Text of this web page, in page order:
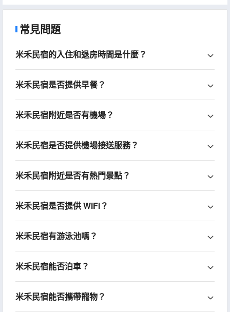
常見問題
米禾民宿的入住和退房時間是什麼？
米禾民宿是否提供早餐？
米禾民宿附近是否有機場？
米禾民宿是否提供機場接送服務？
米禾民宿附近是否有熱門景點？
米禾民宿是否提供 WiFi？
米禾民宿有游泳池嗎？
米禾民宿能否泊車？
米禾民宿能否攜帶寵物？